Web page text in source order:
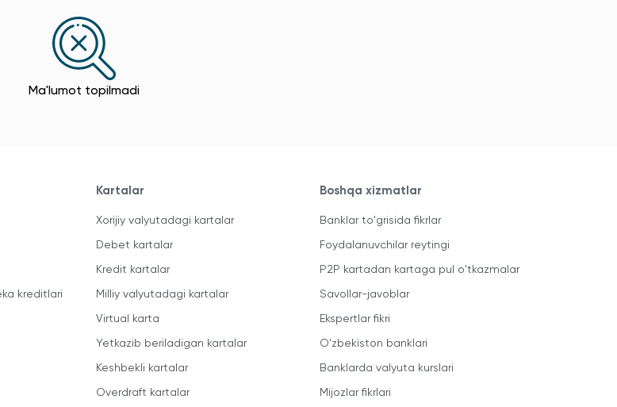
Ma'lumot topilmadi
kreditlari
Kartalar
Xorijiy valyutadagi kartalar
Debet kartalar
Kredit kartalar
Milliy valyutadagi kartalar
Virtual karta
Yetkazib beriladigan kartalar
Keshbekli kartalar
Overdraft kartalar
Boshqa xizmatlar
Banklar to'grisida fikrlar
Foydalanuvchilar reytingi
P2P kartadan kartaga pul o'tkazmalar
Savollar-javoblar
Ekspertlar fikri
O'zbekiston banklari
Banklarda valyuta kurslari
Mijozlar fikrlari